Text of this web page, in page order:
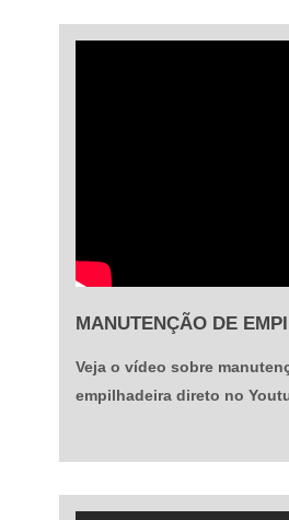
MANUTENÇÃO DE
Veja o vídeo sobre
empilhadeira direto no